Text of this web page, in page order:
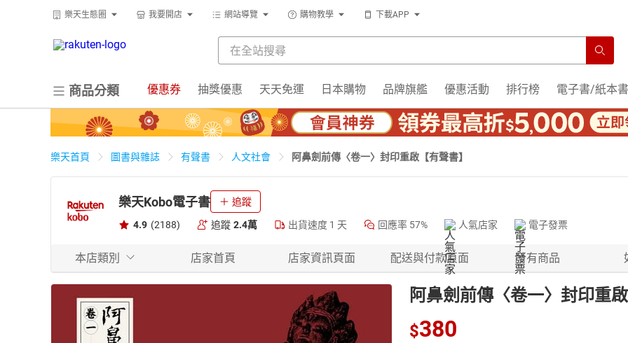
樂天生態圈 我要開店 網站導覽 購物教學 下載APP
商品分類 優惠券 抽獎優惠 天天免運 日本購物 品牌旗艦 優惠活動 排行榜 電子書/紙本書
樂天首頁 圖書與雜誌 有聲書 人文社會 阿鼻劍前傳〈卷一〉封印重啟【有聲書】
樂天Kobo電子書 追蹤
4.9 (2188) 追蹤 2.4萬 出貨速度 1 天 回應率 57% 人氣店家 電子發票
本店類別 店家首頁 店家資訊頁面 配送與付款頁面 所有商品
阿鼻劍前傳〈卷一〉封印重
$380